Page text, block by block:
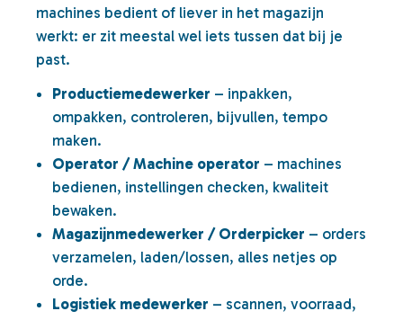
machines bedient of liever in het magazijn
werkt: er zit meestal wel iets tussen dat bij je
past.
Productiemedewerker – inpakken,
ompakken, controleren, bijvullen, tempo
maken.
Operator / Machine operator – machines
bedienen, instellingen checken, kwaliteit
bewaken.
Magazijnmedewerker / Orderpicker – orders
verzamelen, laden/lossen, alles netjes op
orde.
Logistiek medewerker – scannen, voorraad,